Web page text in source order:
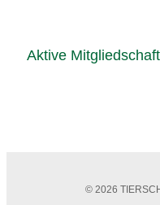
Aktive
© 2026